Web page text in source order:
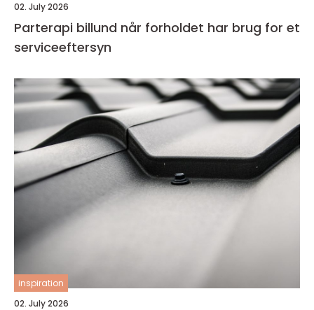
02. July 2026
Parterapi billund når forholdet har brug for et
serviceeftersyn
inspiration
02. July 2026